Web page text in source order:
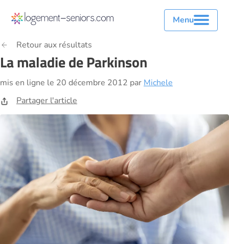
Menu
Retour aux résultats
La maladie de Parkinson
mis en ligne le 20 décembre 2012 par Michele
Partager l'article